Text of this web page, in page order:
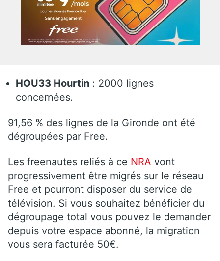
HOU33 Hourtin : 2000 lignes
concernées.
91,56 % des lignes de la Gironde ont été
dégroupées par Free.
Les freenautes reliés à ce NRA vont
progressivement être migrés sur le réseau
Free et pourront disposer du service de
télévision. Si vous souhaitez bénéficier du
dégroupage total vous pouvez le demander
depuis votre espace abonné, la migration
vous sera facturée 50€.